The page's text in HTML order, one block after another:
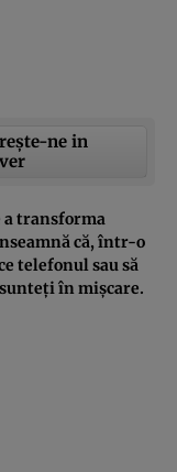
ne in
a transforma
că, într-o
telefonul sau să
în mișcare.